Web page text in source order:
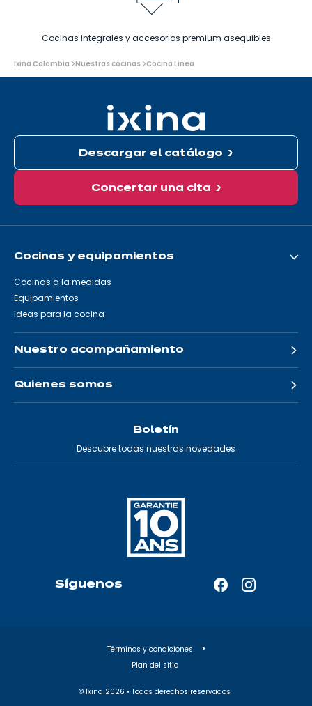
Cocinas integrales y accesorios premium asequibles
Usted
está
Ixina Colombia Nuestras cocinas Cocina Linea
Descargar el catálogo
Concertar una cita
Cocinas y equipamientos
Cocinas a la medidas
Equipamientos
Ideas para la cocina
Nuestro acompañamiento
Quienes somos
Boletín
Descubre todas nuestras novedades
Síguenos
Facebook
pestaña
Instagram
Términos y condiciones
Plan del sitio
© Ixina 2026 • Todos derechos reservados